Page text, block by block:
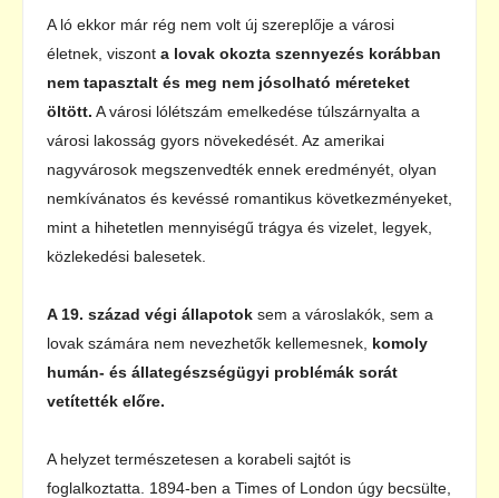
A ló ekkor már rég nem volt új szereplője a városi
életnek, viszont a lovak okozta szennyezés korábban
nem tapasztalt és meg nem jósolható méreteket
öltött. A városi lólétszám emelkedése túlszárnyalta a
városi lakosság gyors növekedését. Az amerikai
nagyvárosok megszenvedték ennek eredményét, olyan
nemkívánatos és kevéssé romantikus következményeket,
mint a hihetetlen mennyiségű trágya és vizelet, legyek,
közlekedési balesetek.
A 19. század végi állapotok sem a városlakók, sem a
lovak számára nem nevezhetők kellemesnek, komoly
humán- és állategészségügyi problémák sorát
vetítették előre.
A helyzet természetesen a korabeli sajtót is
foglalkoztatta. 1894-ben a Times of London úgy becsülte,